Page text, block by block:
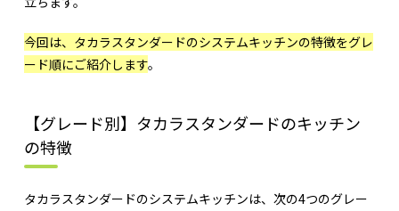
今回は、タカラスタンダードのシステムキッチンの特徴をグレ
ード順にご紹介します。
【グレード別】タカラスタンダードのキッチン
の特徴
タカラスタンダードのシステムキッチンは、次の4つのグレー